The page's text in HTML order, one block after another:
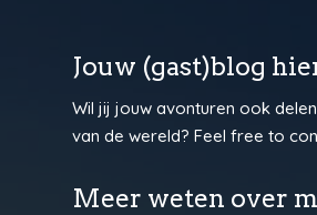
Jouw (gast)blog
Wil jij jouw avonturen ook
van de wereld? Feel free to
Meer weten over